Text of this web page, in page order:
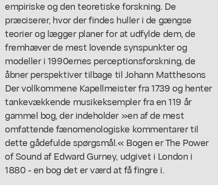
empiriske og den teoretiske forskning. De
præciserer, hvor der findes huller i de gængse
teorier og lægger planer for at udfylde dem, de
fremhæver de mest lovende synspunkter og
modeller i 1990ernes perceptionsforskning, de
åbner perspektiver tilbage til Johann Matthesons
Der vollkommene Kapellmeister fra 1739 og henter
tankevækkende musikeksempler fra en 119 år
gammel bog, der indeholder »en af de mest
omfattende fænomenologiske kommentarer til
dette gådefulde spørgsmål.« Bogen er The Power
of Sound af Edward Gurney, udgivet i London i
1880 - en bog det er værd at få fingre i.